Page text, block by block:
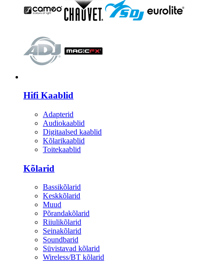
Hifi Kaablid
Adapterid
Audiokaablid
Digitaalsed kaablid
Kõlarikaablid
Toitekaablid
Kõlarid
Bassikõlarid
Keskkõlarid
Muud
Põrandakõlarid
Riiulikõlarid
Seinakõlarid
Soundbarid
Süvistavad kõlarid
Wireless/BT kõlarid